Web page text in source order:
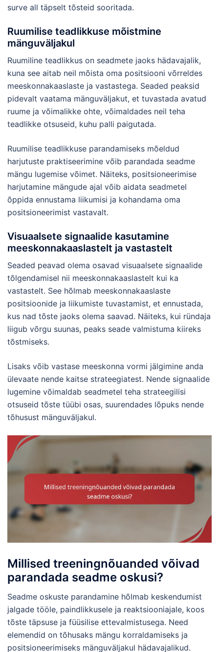
surve all täpselt tõsteid sooritada.
Ruumilise teadlikkuse mõistmine
mänguväljakul
Ruumiline teadlikkus on seadmete jaoks hädavajalik,
kuna see aitab neil mõista oma positsiooni võrreldes
meeskonnakaaslaste ja vastastega. Seaded peaksid
pidevalt vaatama mänguväljakut, et tuvastada avatud
ruume ja võimalikke ohte, võimaldades neil teha
teadlikke otsuseid, kuhu palli paigutada.
Ruumilise teadlikkuse parandamiseks mõeldud
harjutuste praktiseerimine võib parandada seadme
mängu lugemise võimet. Näiteks, positsioneerimise
harjutamine mängude ajal võib aidata seadmetel
õppida ennustama liikumisi ja kohandama oma
positsioneerimist vastavalt.
Visuaalsete signaalide kasutamine
meeskonnakaaslastelt ja vastastelt
Seaded peavad olema osavad visuaalsete signaalide
tõlgendamisel nii meeskonnakaaslastelt kui ka
vastastelt. See hõlmab meeskonnakaaslaste
positsioonide ja liikumiste tuvastamist, et ennustada,
kus nad tõste jaoks olema saavad. Näiteks, kui ründaja
liigub võrgu suunas, peaks seade valmistuma kiireks
tõstmiseks.
Lisaks võib vastase meeskonna vormi jälgimine anda
ülevaate nende kaitse strateegiatest. Nende signaalide
lugemine võimaldab seadmetel teha strateegilisi
otsuseid tõste tüübi osas, suurendades lõpuks nende
tõhusust mänguväljakul.
Millised treeningnõuanded võivad
parandada seadme oskusi?
Seadme oskuste parandamine hõlmab keskendumist
jalgade tööle, paindlikkusele ja reaktsiooniajale, koos
tõste täpsuse ja füüsilise ettevalmistusega. Need
elemendid on tõhusaks mängu korraldamiseks ja
positsioneerimiseks mänguväljakul hädavajalikud.